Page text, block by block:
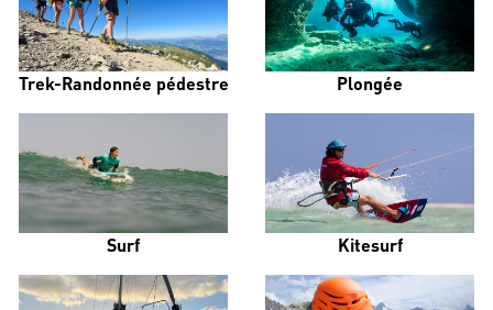
Trek-Randonnée pédestre Plongée
Surf Kitesurf